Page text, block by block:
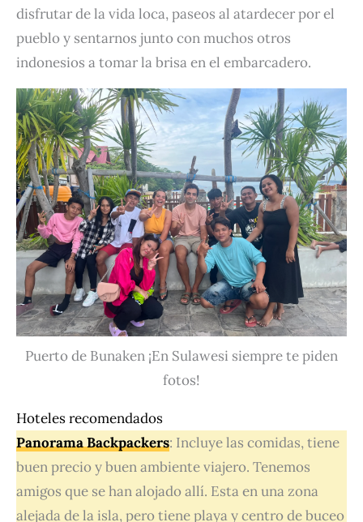
disfrutar de la vida loca, paseos al atardecer por el
pueblo y sentarnos junto con muchos otros
indonesios a tomar la brisa en el embarcadero.
Puerto de Bunaken ¡En Sulawesi siempre te piden
fotos!
Hoteles recomendados
Panorama Backpackers: Incluye las comidas, tiene
buen precio y buen ambiente viajero. Tenemos
amigos que se han alojado allí. Esta en una zona
alejada de la isla, pero tiene playa y centro de buceo